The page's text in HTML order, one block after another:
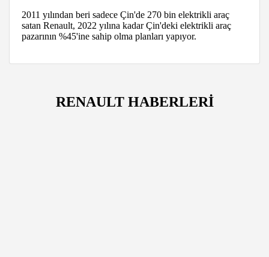
2011 yılından beri sadece Çin'de 270 bin elektrikli araç
satan Renault, 2022 yılına kadar Çin'deki elektrikli araç
pazarının %45'ine sahip olma planları yapıyor.
RENAULT HABERLERİ